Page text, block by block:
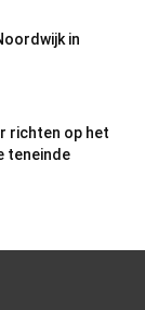
in
richten op het
teneinde